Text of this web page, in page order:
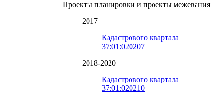
Проекты планировки и проекты межевания
2017
Кадастрового квартала
37:01:020207
2018-2020
Кадастрового квартала
37:01:020210